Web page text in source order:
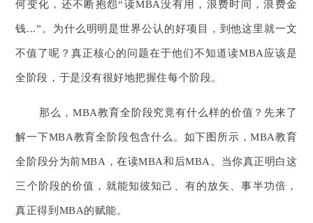
何变化，还不断抱怨“读MBA没有用，浪费时间，浪费金
钱...”。为什么明明是世界公认的好项目，到他这里就一文
不值了呢？真正核心的问题在于他们不知道读MBA应该是
全阶段，于是没有很好地把握住每个阶段。
那么，MBA教育全阶段究竟有什么样的价值？先来了
解一下MBA教育全阶段包含什么。如下图所示，MBA教育
全阶段分为前MBA，在读MBA和后MBA。当你真正明白这
三个阶段的价值，就能知彼知己、有的放矢、事半功倍，
真正得到MBA的赋能。